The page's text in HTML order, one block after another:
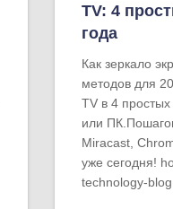
TV: 4
года
Как зеркало
методов для
TV в 4
или
Miracast,
уже сегодня!
technology-